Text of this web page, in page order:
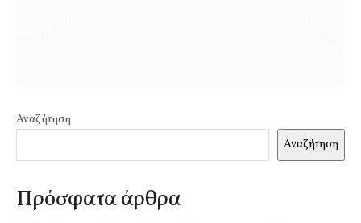
Αναζήτηση
Αναζήτηση
Πρόσφατα άρθρα